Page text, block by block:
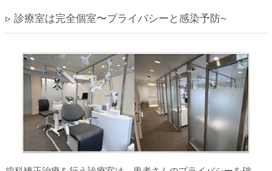
▹ 診療室は完全個室〜プライバシーと感染予防~